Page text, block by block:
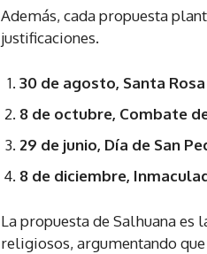
Además, cada propuesta
justificaciones.
30 de agosto, Santa
8 de octubre, Combate
29 de junio, Día de San
8 de diciembre,
La propuesta de Salhuana es
religiosos, argumentando